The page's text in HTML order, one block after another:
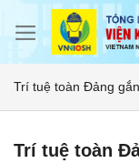
Trí tuệ toàn Đảng
Trí tuệ toàn